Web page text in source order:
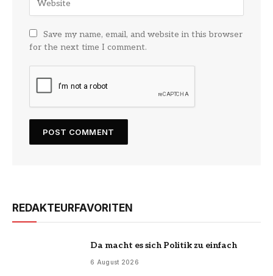
Save my name, email, and website in this browser
for the next time I comment.
REDAKTEURFAVORITEN
Da macht es sich Politik zu einfach
6 August 2026